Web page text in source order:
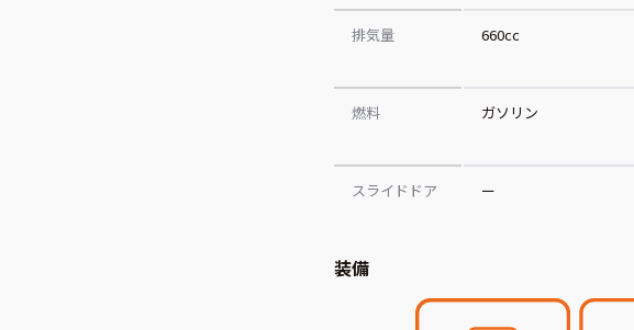
排気量 660cc
燃料 ガソリン
スライドドア ー
装備